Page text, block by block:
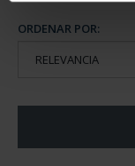
ORDENAR POR: